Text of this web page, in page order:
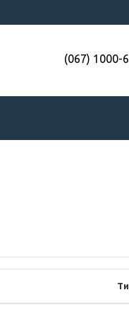
(067) 1000-